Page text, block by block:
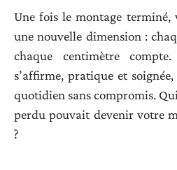
Une fois le montage terminé,
une nouvelle dimension :
chaque centimètre
s’affirme, pratique et
quotidien sans compromis.
perdu pouvait devenir votre
?